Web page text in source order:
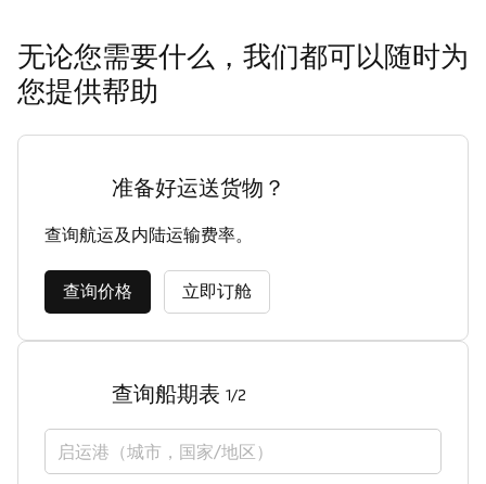
无论您需要什么，我们都可以随时为
您提供帮助
准备好运送货物？
查询航运及内陆运输费率。
查询价格 立即订舱
查询船期表 1/2
启运港（城市，国家/地区）